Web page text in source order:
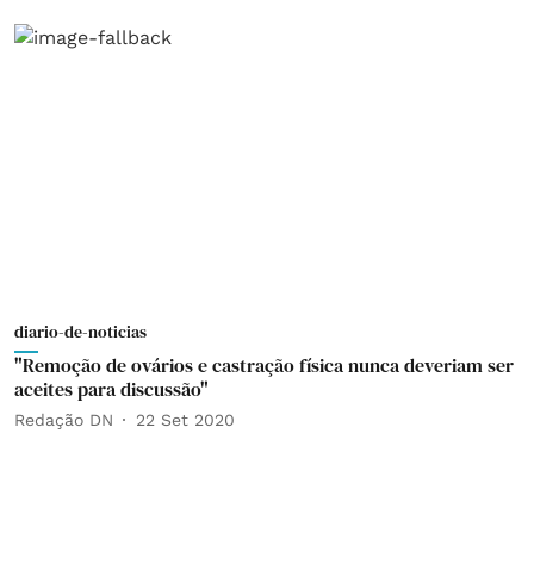
diario-de-noticias
"Remoção de ovários e castração física nunca deveriam ser
aceites para discussão"
Redação DN 22 Set 2020